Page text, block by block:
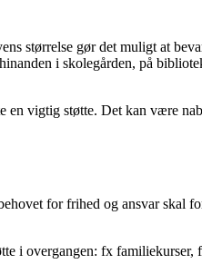
størrelse gør det muligt at
i skolegården, på
en vigtig støtte. Det kan være
for frihed og ansvar skal
i overgangen: fx familiekurser,